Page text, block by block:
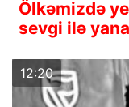
Ölkəmizdə
sevgi ilə
12:20